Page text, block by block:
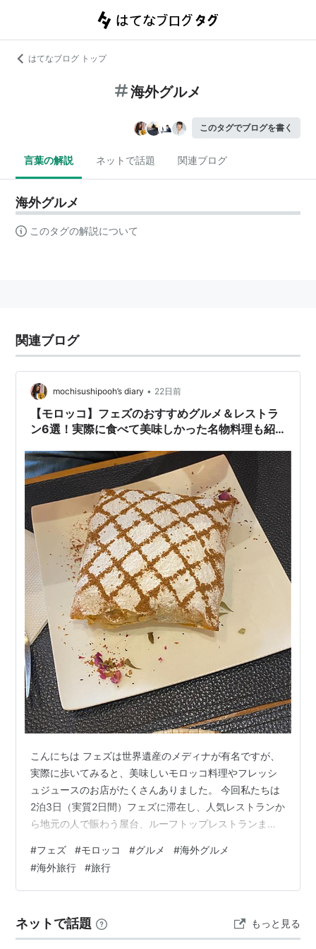
はてなブログ トップ
海外グルメ
このタグでブログを書く
言葉の解説 ネットで話題 関連ブログ
海外グルメ
このタグの解説について
関連ブログ
mochisushipooh’s diary • 22日前
【モロッコ】フェズのおすすめグルメ＆レストラ
ン6選！実際に食べて美味しかった名物料理も紹
こんにちは フェズは世界遺産のメディナが有名ですが、
実際に歩いてみると、美味しいモロッコ料理やフレッシ
ュジュースのお店がたくさんありました。 今回私たちは
2泊3日（実質2日間）フェズに滞在し、人気レストランか
ら地元の人で賑わう屋台、ルーフトップレストランまで
理も多かったのですが、想像以上に食べやすく、「また
食べたい！」と思う料理ばかり。 この記事では、実際に
訪れて良かったレストランやカフェ、食べて美味しかっ
「何を食べよう？」と迷っている方はぜひ参考にしてみ
てください。 これからフェズ旅行を計…
#フェズ #モロッコ #グルメ #海外グルメ
#海外旅行 #旅行
ネットで話題 もっと見る